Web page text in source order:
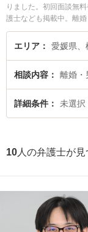
りました。初回面談無
護士なども掲載中。離
かな分野での絞り込み
オフィスの東角 祐磨弁
よる離婚問題のトラブ
よる離婚問題のトラブ
相談無料で異性関係(不
エリア 愛媛県、
相談内容 離婚・
詳細条件 未選択
10 人の弁護士が